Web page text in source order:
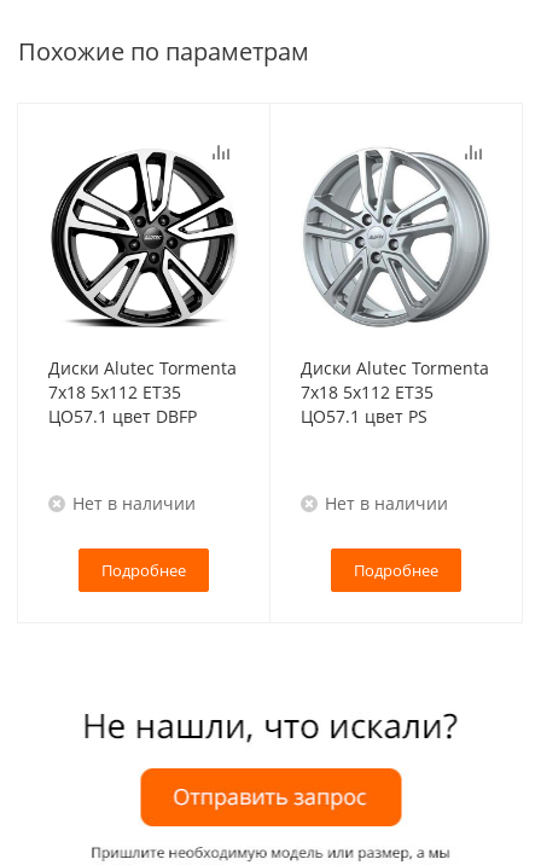
Похожие по параметрам
Диски Alutec Tormenta
7x18 5x112 ET35
ЦО57.1 цвет DBFP
Нет в наличии
Подробнее
Диски Alutec Tormenta
7x18 5x112 ET35
ЦО57.1 цвет PS
Нет в наличии
Подробнее